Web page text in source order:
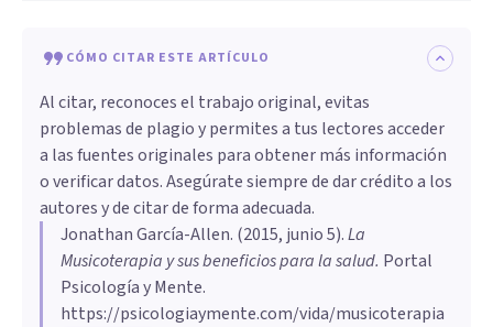
CÓMO CITAR ESTE ARTÍCULO
Al citar, reconoces el trabajo original, evitas
problemas de plagio y permites a tus lectores acceder
a las fuentes originales para obtener más información
o verificar datos. Asegúrate siempre de dar crédito a los
autores y de citar de forma adecuada.
Jonathan García-Allen. (2015, junio 5).​La
Musicoterapia y sus beneficios para la salud. Portal
Psicología y Mente.
https://psicologiaymente.com/vida/musicoterapia